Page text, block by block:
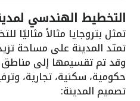
التخطيط الهندسي
تمثل بتروجايا مثالاً مثاليًا
وقد تم تقسيمها إلى
حكومية، سكنية، تجارية،
تصميم المدينة: